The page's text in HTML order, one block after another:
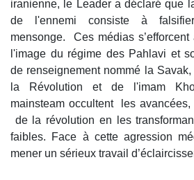
iranienne, le Leader a déclaré que
de l'ennemi consiste à
mensonge. Ces médias s’efforcent
l'image du régime des Pahlavi et
de renseignement nommé la
la Révolution et de l'imam
mainsteam occultent les
de la révolution en les
faibles. Face à cette agression
mener un sérieux travail